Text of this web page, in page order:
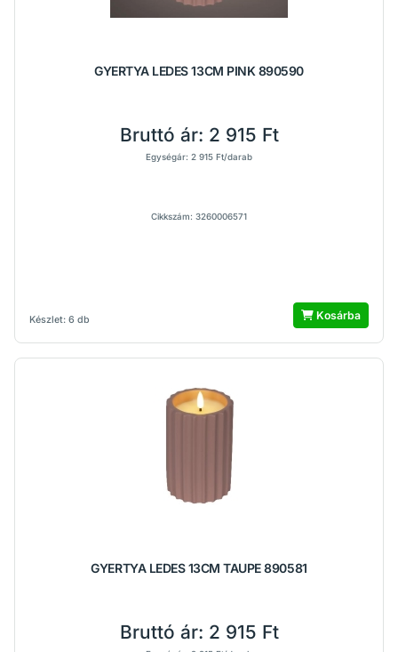
GYERTYA LEDES 13CM PINK 890590
Készlet: 6 db
Bruttó ár: 2 915 Ft
Egységár: 2 915 Ft/darab
Cikkszám: 3260006571
Kosárba
GYERTYA LEDES 13CM TAUPE 890581
Bruttó ár: 2 915 Ft